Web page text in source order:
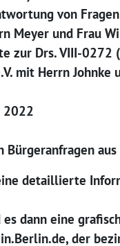
von
Meyer und Frau
zur Drs. VIII-
mit Herrn
2022
detaillierte
dann eine
der